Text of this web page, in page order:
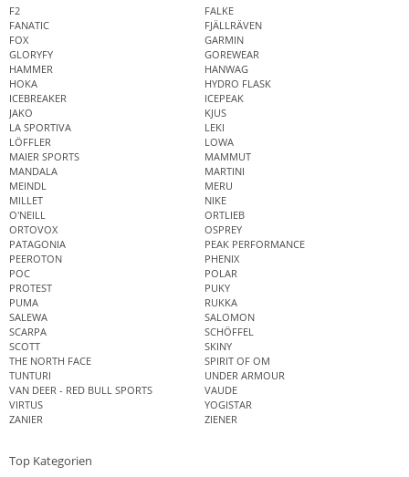
F2
FALKE
FANATIC
FJÄLLRÄVEN
FOX
GARMIN
GLORYFY
GOREWEAR
HAMMER
HANWAG
HOKA
HYDRO FLASK
ICEBREAKER
ICEPEAK
JAKO
KJUS
LA SPORTIVA
LEKI
LÖFFLER
LOWA
MAIER SPORTS
MAMMUT
MANDALA
MARTINI
MEINDL
MERU
MILLET
NIKE
O'NEILL
ORTLIEB
ORTOVOX
OSPREY
PATAGONIA
PEAK PERFORMANCE
PEEROTON
PHENIX
POC
POLAR
PROTEST
PUKY
PUMA
RUKKA
SALEWA
SALOMON
SCARPA
SCHÖFFEL
SCOTT
SKINY
THE NORTH FACE
SPIRIT OF OM
TUNTURI
UNDER ARMOUR
VAN DEER - RED BULL SPORTS
VAUDE
VIRTUS
YOGISTAR
ZANIER
ZIENER
Top Kategorien